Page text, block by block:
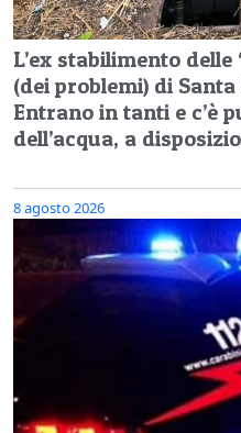
L’ex stabilimento
(dei problemi) di
Entrano in tanti e c’è
dell’acqua, a
8 agosto 2026